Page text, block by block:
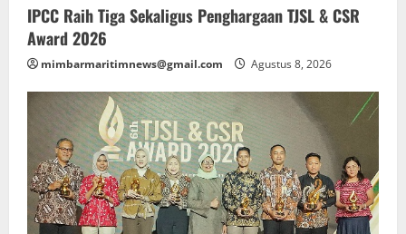
IPCC Raih Tiga Sekaligus Penghargaan TJSL & CSR
Award 2026
mimbarmaritimnews@gmail.com Agustus 8, 2026